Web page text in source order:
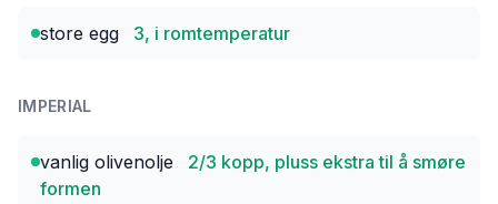
store egg 3, i romtemperatur
IMPERIAL
vanlig olivenolje
2/3 kopp, pluss ekstra til å smøre
formen